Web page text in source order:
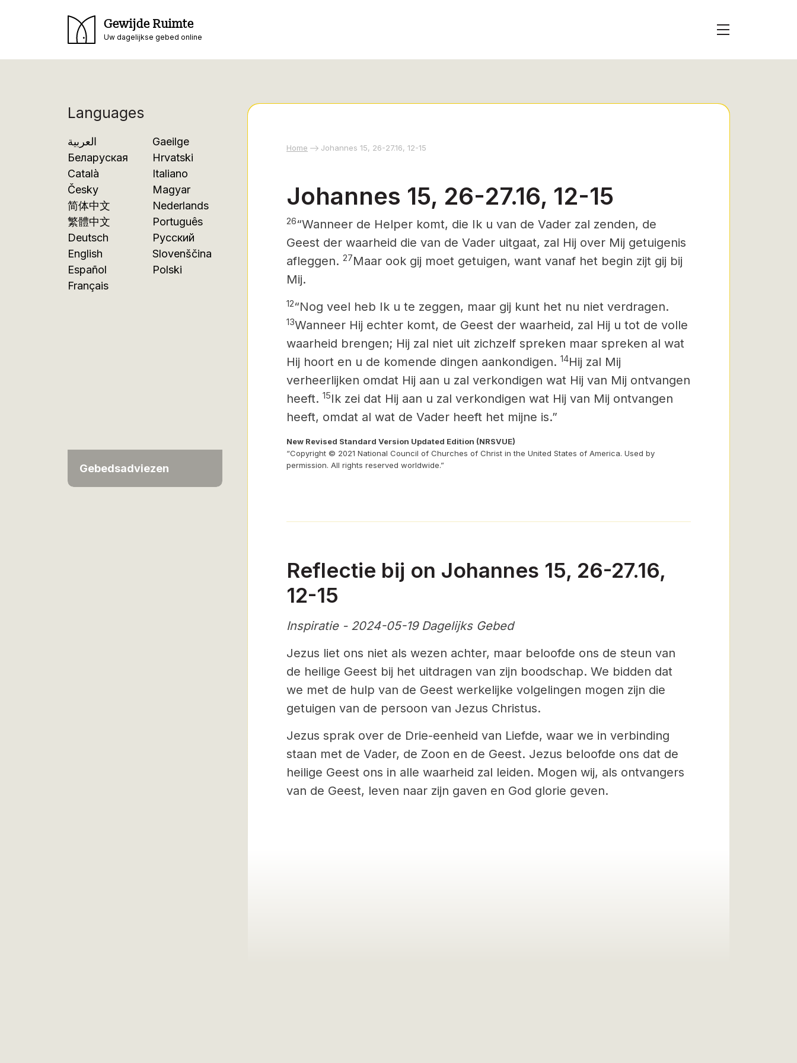
Gewijde Ruimte
Uw dagelijkse gebed online
Languages
العربية
Беларуская
Català
Česky
简体中文
繁體中文
Deutsch
English
Español
Français
Gaeilge
Hrvatski
Italiano
Magyar
Nederlands
Português
Русский
Slovenščina
Polski
Gebedsadviezen
Home Johannes 15, 26-27.16, 12-15
Johannes 15, 26-27.16, 12-15
26“Wanneer de Helper komt, die Ik u van de Vader zal zenden, de
Geest der waarheid die van de Vader uitgaat, zal Hij over Mij getuigenis
afleggen. 27Maar ook gij moet getuigen, want vanaf het begin zijt gij bij
Mij.
12“Nog veel heb Ik u te zeggen, maar gij kunt het nu niet verdragen.
13Wanneer Hij echter komt, de Geest der waarheid, zal Hij u tot de volle
waarheid brengen; Hij zal niet uit zichzelf spreken maar spreken al wat
Hij hoort en u de komende dingen aankondigen. 14Hij zal Mij
verheerlijken omdat Hij aan u zal verkondigen wat Hij van Mij ontvangen
heeft. 15Ik zei dat Hij aan u zal verkondigen wat Hij van Mij ontvangen
heeft, omdat al wat de Vader heeft het mijne is.”
New Revised Standard Version Updated Edition (NRSVUE)
“Copyright © 2021 National Council of Churches of Christ in the United States of America. Used by
permission. All rights reserved worldwide.”
Reflectie bij on Johannes 15, 26-27.16,
12-15
Inspiratie - 2024-05-19 Dagelijks Gebed
Jezus liet ons niet als wezen achter, maar beloofde ons de steun van
de heilige Geest bij het uitdragen van zijn boodschap. We bidden dat
we met de hulp van de Geest werkelijke volgelingen mogen zijn die
getuigen van de persoon van Jezus Christus.
Jezus sprak over de Drie-eenheid van Liefde, waar we in verbinding
staan met de Vader, de Zoon en de Geest. Jezus beloofde ons dat de
heilige Geest ons in alle waarheid zal leiden. Mogen wij, als ontvangers
van de Geest, leven naar zijn gaven en God glorie geven.